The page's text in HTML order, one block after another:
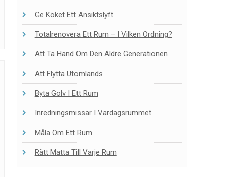
Ge Köket Ett Ansiktslyft
Totalrenovera Ett Rum – I Vilken Ordning?
Att Ta Hand Om Den Äldre Generationen
Att Flytta Utomlands
Byta Golv I Ett Rum
Inredningsmissar I Vardagsrummet
Måla Om Ett Rum
Rätt Matta Till Varje Rum